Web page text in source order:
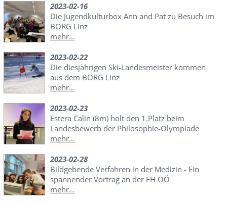
2023-02-16
Die Jugendkulturbox Ann and Pat zu Besuch im
BORG Linz
mehr...
2023-02-22
Die diesjährigen Ski-Landesmeister kommen
aus dem BORG Linz
mehr...
2023-02-23
Estera Calin (8m) holt den 1.Platz beim
Landesbewerb der Philosophie-Olympiade
mehr...
2023-02-28
Bildgebende Verfahren in der Medizin - Ein
spannender Vortrag an der FH OÖ
mehr...